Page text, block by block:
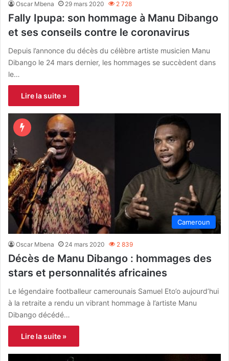
Oscar Mbena 29 mars 2020 2 728
Fally Ipupa: son hommage à Manu Dibango
et ses conseils contre le coronavirus
Depuis l’annonce du décès du célèbre artiste musicien Manu
Dibango le 24 mars dernier, les hommages se succèdent dans
le…
Lire la suite »
Cameroun
Oscar Mbena 24 mars 2020 2 839
Décès de Manu Dibango : hommages des
stars et personnalités africaines
Le légendaire footballeur camerounais Samuel Eto’o aujourd’hui
à la retraite a rendu un vibrant hommage à l’artiste Manu
Dibango décédé…
Lire la suite »